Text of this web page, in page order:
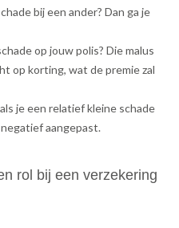
bij een ander? Dan ga je
op jouw polis? Die malus
op korting, wat de premie zal
je een relatief kleine schade
aangepast.
rol bij een verzekering